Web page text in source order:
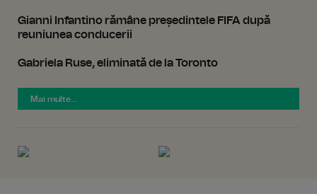
Gianni Infantino rămâne președintele FIFA după
reuniunea conducerii
Gabriela Ruse, eliminată de la Toronto
Mai multe...